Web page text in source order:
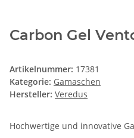
Carbon Gel
Artikelnummer: 17381
Kategorie: Gamaschen
Hersteller: Veredus
Hochwertige und innovative